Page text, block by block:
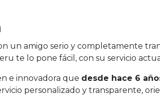
un amigo serio y completamente
te lo pone fácil, con su servicio
e innovadora que desde hace 6
personalizado y transparente,